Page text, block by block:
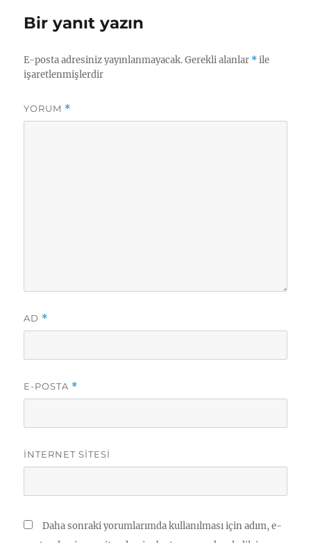
Bir yanıt yazın
E-posta adresiniz yayınlanmayacak. Gerekli alanlar *ile
işaretlenmişlerdir
YORUM *
AD *
E-POSTA *
İNTERNET SITESI
Daha sonraki yorumlarımda kullanılması için adım, e-